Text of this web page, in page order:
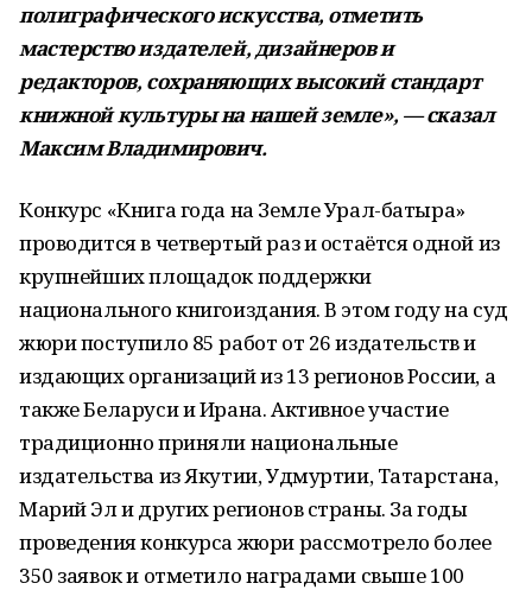
полиграфического искусства, отметить
мастерство издателей, дизайнеров и
редакторов, сохраняющих высокий стандарт
книжной культуры на нашей земле», — сказал
Максим Владимирович.
Конкурс «Книга года на Земле Урал-батыра»
проводится в четвертый раз и остаётся одной из
крупнейших площадок поддержки
национального книгоиздания. В этом году на суд
жюри поступило 85 работ от 26 издательств и
издающих организаций из 13 регионов России, а
также Беларуси и Ирана. Активное участие
традиционно приняли национальные
издательства из Якутии, Удмуртии, Татарстана,
Марий Эл и других регионов страны. За годы
проведения конкурса жюри рассмотрело более
350 заявок и отметило наградами свыше 100